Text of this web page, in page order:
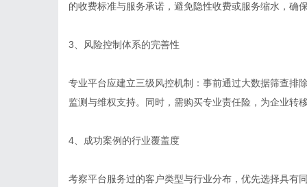
的收费标准与服务承诺，避免隐性收费或服务缩水，确
3、风险控制体系的完善性
专业平台应建立三级风控机制：事前通过大数据筛查排
监测与维权支持。同时，需购买专业责任险，为企业转
4、成功案例的行业覆盖度
考察平台服务过的客户类型与行业分布，优先选择具有